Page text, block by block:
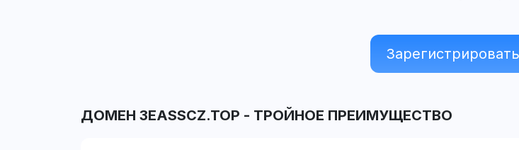
ДОМЕН 3EASSCZ.TOP - ТРОЙНОЕ ПРЕИМУЩЕСТВО